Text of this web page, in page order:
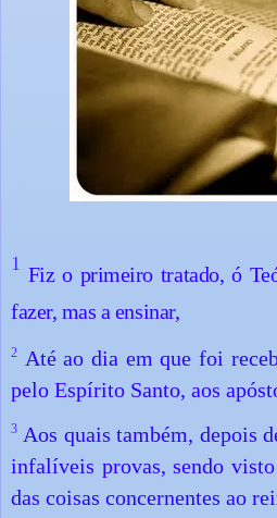
1 Fiz o primeiro tratado, ó
fazer, mas a ensinar,
2
Até ao dia em que foi
pelo Espírito Santo, aos
3 Aos quais também, depois
infalíveis provas, sendo
das coisas concernentes ao